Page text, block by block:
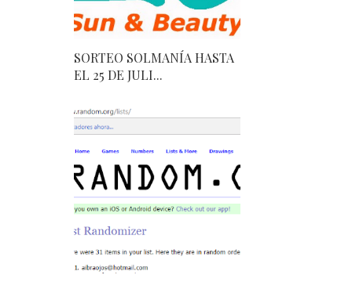
SORTEO SOLMANÍA HASTA
EL 25 DE JULI...